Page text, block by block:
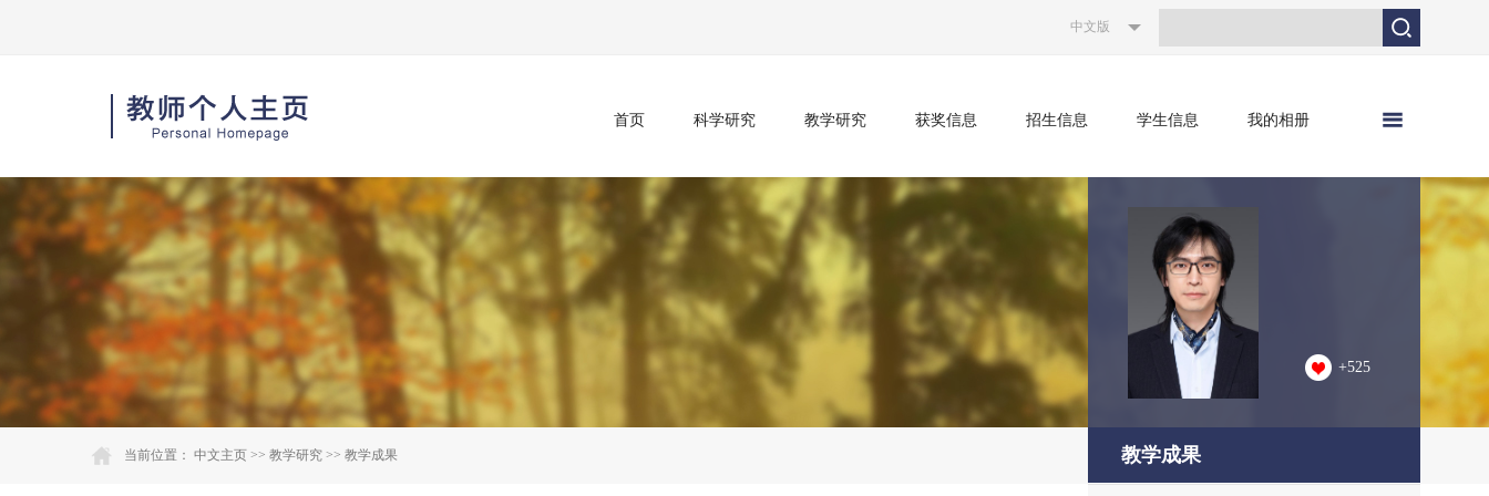
中文版
首页 科学研究 教学研究 获奖信息 招生信息 学生信息 我的相册
当前位置： 中文主页 >> 教学研究 >> 教学成果
+525
教学成果